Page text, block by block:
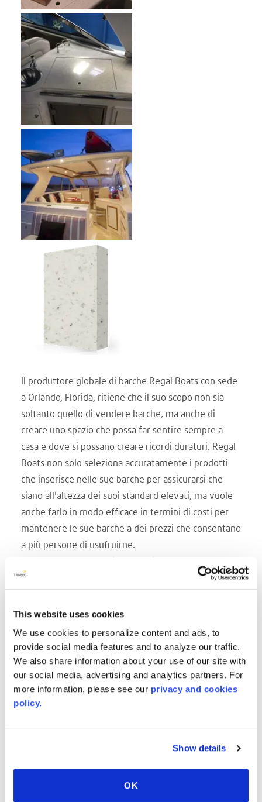
This website uses cookies
We use cookies to personalize content and ads, to
provide social media features and to analyze our traffic.
We also share information about your use of our site with
our social media, advertising and analytics partners. For
more information, please see our privacy and cookies
policy.
Show details
OK
Il produttore globale di barche Regal Boats con sede
a Orlando, Florida, ritiene che il suo scopo non sia
soltanto quello di vendere barche, ma anche di
creare uno spazio che possa far sentire sempre a
casa e dove si possano creare ricordi duraturi. Regal
Boats non solo seleziona accuratamente i prodotti
che inserisce nelle sue barche per assicurarsi che
siano all'altezza dei suoi standard elevati, ma vuole
anche farlo in modo efficace in termini di costi per
mantenere le sue barche a dei prezzi che consentano
a più persone di usufruirne.
superfici solide nelle cambuse e nelle vanità, nonché
concorrenti per le loro esigenze di superficie solida,
Surfaces® Right Size®, hanno cambiato idea. Il
programma Right Size® offre ai clienti la possibilità
di personalizzare le dimensioni delle loro lastre per
adattarle al loro progetto. Con i prodotti che
utilizzavano avrebbero dovuto comprare 12 lastre e
risparmiato oltre 86.000 dollari in materiale sprecato